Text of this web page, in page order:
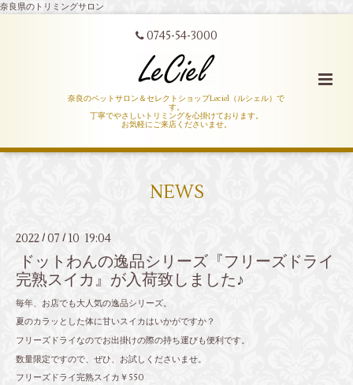
奈良県のトリミングサロン
0745-54-3000
奈良のペットサロン＆セレクトショップLeciel（ルシェル）で
す。
丁寧でやさしいトリミングを心掛けております。
お気軽にご来店くださいませ。
NEWS
2022 /07 / 10 19:04
ドットわんの逸品シリーズ『フリーズドライ
完熟スイカ』が入荷致しました♪
毎年、お店でも大人気の逸品シリーズ。
夏のカラッとした体に甘いスイカはいかがですか？
フリーズドライなのでお出掛けの際の持ち運びも便利です。
数量限定ですので、ぜひ、お試しくださいませ。
フリーズドライ完熟スイカ￥550